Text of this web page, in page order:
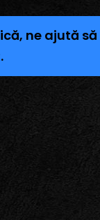
ne ajută să